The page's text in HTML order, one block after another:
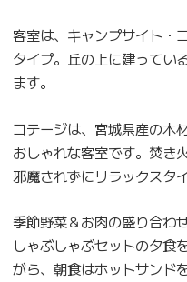
客室は、キャンプサイト・
タイプ。丘の上に建ってい
ます。
コテージは、宮城県産の木
おしゃれな客室です。焚き
邪魔されずにリラックスタ
季節野菜＆お肉の盛り合わ
しゃぶしゃぶセットの夕食
がら、朝食はホットサンド